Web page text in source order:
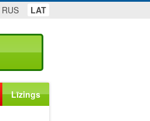
LAT
RUS
Līzings